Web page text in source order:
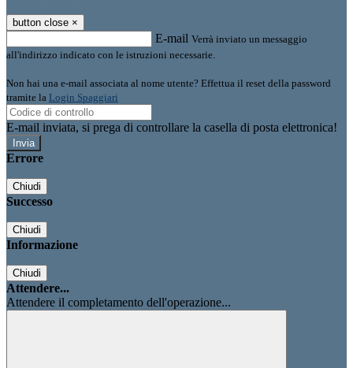
button close ×
E-mail Verrà inviato un messaggio
all'indirizzo indicato con le istruzioni necessarie.
Non hai una e-mail associata al nome utente? Effettua il reset della password
tramite la Login Spaggiari
E-mail inviata, si prega di controllare la casella di posta elettronica!
Errore
Chiudi
Successo
Chiudi
Informazione
Chiudi
Attendere...
Attendere il completamento dell'operazione...